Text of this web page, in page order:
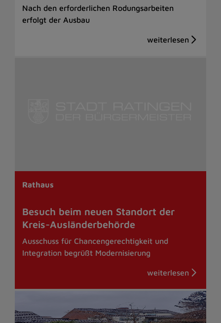
Nach den erforderlichen Rodungsarbeiten
erfolgt der Ausbau
Rathaus
Besuch beim neuen Standort der
Kreis-Ausländerbehörde
Ausschuss für Chancengerechtigkeit und
Integration begrüßt Modernisierung